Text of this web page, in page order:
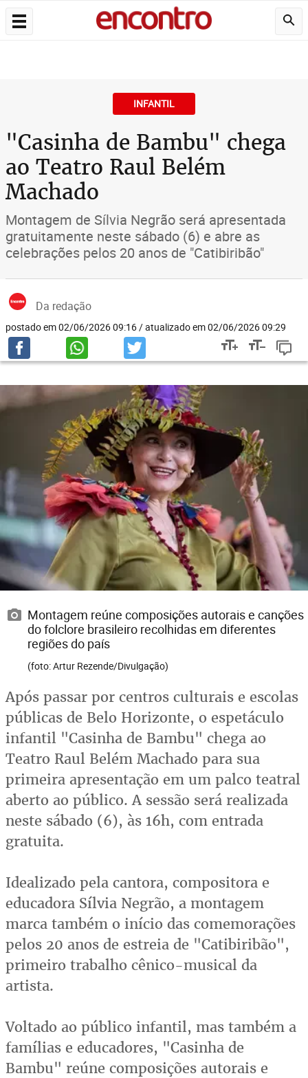
INFANTIL
"Casinha de Bambu" chega
ao Teatro Raul Belém
Machado
Montagem de Sílvia Negrão será apresentada
gratuitamente neste sábado (6) e abre as
celebrações pelos 20 anos de "Catibiribão"
Da redação
postado em 02/06/2026 09:16 / atualizado em 02/06/2026 09:29
Montagem reúne composições autorais e canções
do folclore brasileiro recolhidas em diferentes
regiões do país
(foto: Artur Rezende/Divulgação)
Após passar por centros culturais e escolas
públicas de Belo Horizonte, o espetáculo
infantil "Casinha de Bambu" chega ao
Teatro Raul Belém Machado para sua
primeira apresentação em um palco teatral
aberto ao público. A sessão será realizada
neste sábado (6), às 16h, com entrada
gratuita.
Idealizado pela cantora, compositora e
educadora Sílvia Negrão, a montagem
marca também o início das comemorações
pelos 20 anos de estreia de "Catibiribão",
primeiro trabalho cênico-musical da
artista.
Voltado ao público infantil, mas também a
famílias e educadores, "Casinha de
Bambu" reúne composições autorais e